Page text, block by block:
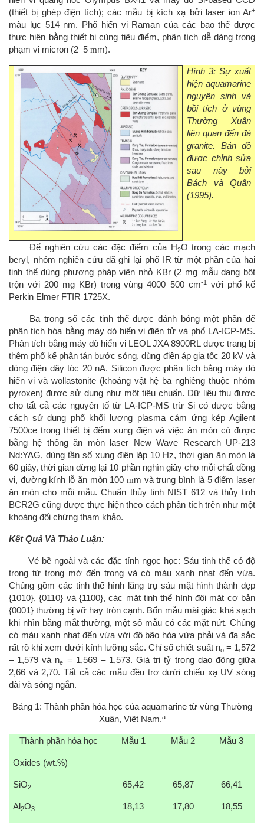
(thiết bị ghép điện tích); các mẫu bị kích xạ bởi laser ion Ar+
màu lục 514 nm. Phổ hiển vi Raman của các bao thể được
thực hiện bằng thiết bị cùng tiêu điểm, phân tích dễ dàng trong
phạm vi micron (2–5 mm).
Hình 3: Sự xuất
hiện aquamarine
nguyên sinh và
bồi tích ở vùng
Thường Xuân
liên quan đến đá
granite. Bản đồ
được chỉnh sửa
sau này bởi
Bách và Quân
(1995).
Để nghiên cứu các đặc điểm của H2O trong các mạch
beryl, nhóm nghiên cứu đã ghi lại phổ IR từ một phần của hai
tinh thể dùng phương pháp viên nhỏ KBr (2 mg mẫu dạng bột
trộn với 200 mg KBr) trong vùng 4000–500 cm-1
với phổ kế
Perkin Elmer FTIR 1725X.
Ba trong số các tinh thể được đánh bóng một phần để
phân tích hóa bằng máy dò hiển vi điện tử và phổ LA-ICP-MS.
Phân tích bằng máy dò hiển vi LEOL JXA 8900RL được trang bị
thêm phổ kế phân tán bước sóng, dùng điện áp gia tốc 20 kV và
dòng điện dây tóc 20 nA. Silicon được phân tích bằng máy dò
hiển vi và wollastonite (khoáng vật hệ ba nghiêng thuộc nhóm
pyroxen) được sử dụng như một tiêu chuẩn. Dữ liệu thu được
cho tất cả các nguyên tố từ LA-ICP-MS trừ Si có được bằng
cách sử dụng phổ khối lượng plasma cảm ứng kép Agilent
7500ce trong thiết bị đếm xung điện và việc ăn mòn có được
bằng hệ thống ăn mòn laser New Wave Research UP-213
Nd:YAG, dùng tần số xung điện lặp 10 Hz, thời gian ăn mòn là
60 giây, thời gian dừng lại 10 phần nghìn giây cho mỗi chất đồng
vị, đường kính lỗ ăn mòn 100 mm và trung bình là 5 điểm laser
ăn mòn cho mỗi mẫu. Chuẩn thủy tinh NIST 612 và thủy tinh
BCR2G cũng được thực hiện theo cách phân tích trên như một
khoáng đối chứng tham khảo.
Kết Quả Và Thảo Luận:
Vẻ bề ngoài và các đặc tính ngọc học: Sáu tinh thể có độ
trong từ trong mờ đến trong và có màu xanh nhạt đến vừa.
Chúng gồm các tinh thể hình lăng trụ sáu mặt hình thành đẹp
{1010}, {0110} và {1100}, các mặt tinh thể hình đôi mặt cơ bản
{0001} thường bị vỡ hay tròn cạnh. Bốn mẫu mài giác khá sạch
khi nhìn bằng mắt thường, một số mẫu có các mặt nứt. Chúng
có màu xanh nhạt đến vừa với độ bão hòa vừa phải và đa sắc
rất rõ khi xem dưới kính lưỡng sắc. Chỉ số chiết suất no= 1,572
– 1,579 và ne = 1,569 – 1,573. Giá trị tỷ trọng dao động giữa
2,66 và 2,70. Tất cả các mẫu đều trơ dưới chiếu xạ UV sóng
dài và sóng ngắn.
Bảng 1: Thành phần hóa học của aquamarine từ vùng Thường
Xuân, Việt Nam.a
Thành phần hóa học Mẫu 1 Mẫu 2 Mẫu 3
Oxides (wt.%)
SiO2
Al2O3
65,42
18,13
65,87
17,80
66,41
18,55